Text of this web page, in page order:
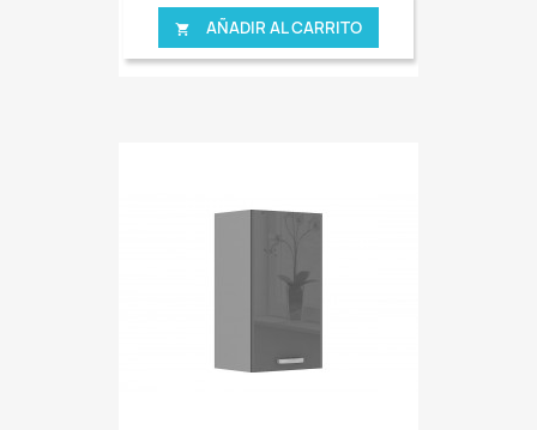
 AÑADIR AL CARRITO